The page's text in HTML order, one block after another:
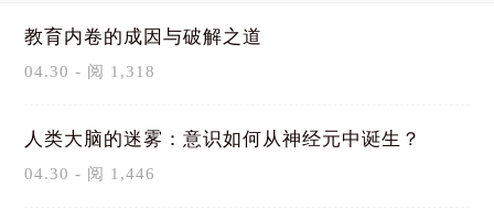
教育内卷的成因与破解之道
04.30 - 阅 1,318
人类大脑的迷雾：意识如何从神经元中诞生？
04.30 - 阅 1,446